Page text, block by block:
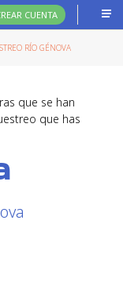
CUENTA
RÍO GÉNOVA
que se han
que has